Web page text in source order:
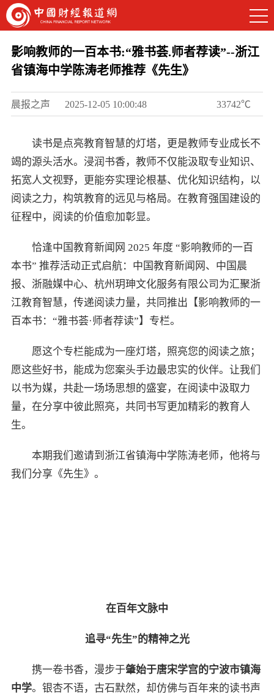
影响教师的一百本书:“雅书荟.师者荐读”--浙江
省镇海中学陈涛老师推荐《先生》
晨报之声 2025-12-05 10:00:48 33742℃
读书是点亮教育智慧的灯塔，更是教师专业成长不
竭的源头活水。浸润书香，教师不仅能汲取专业知识、
拓宽人文视野，更能夯实理论根基、优化知识结构，以
阅读之力，构筑教育的远见与格局。在教育强国建设的
征程中，阅读的价值愈加彰显。
恰逢中国教育新闻网 2025 年度 “影响教师的一百
本书” 推荐活动正式启航：中国教育新闻网、中国晨
报、浙融媒中心、杭州玥珅文化服务有限公司为汇聚浙
江教育智慧，传递阅读力量，共同推出【影响教师的一
百本书：“雅书荟·师者荐读”】专栏。
愿这个专栏能成为一座灯塔，照亮您的阅读之旅；
愿这些好书，能成为您案头手边最忠实的伙伴。让我们
以书为媒，共赴一场场思想的盛宴，在阅读中汲取力
量，在分享中彼此照亮，共同书写更加精彩的教育人
生。
本期我们邀请到浙江省镇海中学陈涛老师，他将与
我们分享《先生》。
在百年文脉中
追寻“先生”的精神之光
携一卷书香，漫步于肇始于唐宋学宫的宁波市镇海
中学。银杏不语，古石默然，却仿佛与百年来的读书声